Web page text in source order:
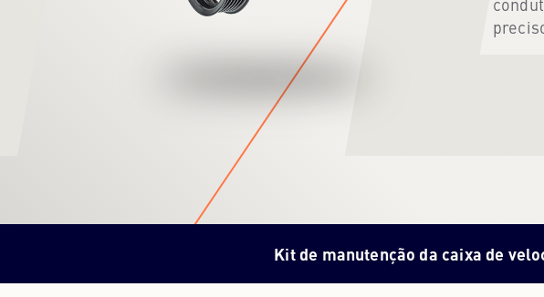
Kit de manutenção da caixa de